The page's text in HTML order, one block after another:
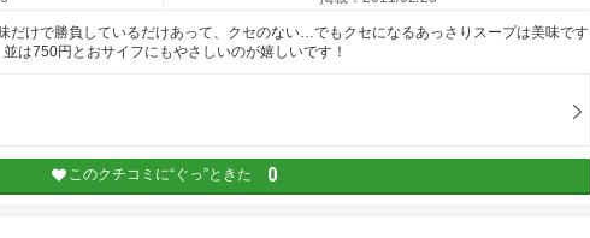
だけで勝負しているだけあって、クセのない…でもクセになるあっさりスープは美味です
は750円とおサイフにもやさしいのが嬉しいです！
このクチコミに“ぐっ”ときた 0